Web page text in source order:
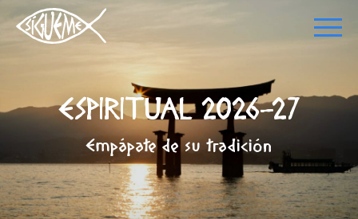
ESPIRITUAL 2026-27
Empápate de su tradición